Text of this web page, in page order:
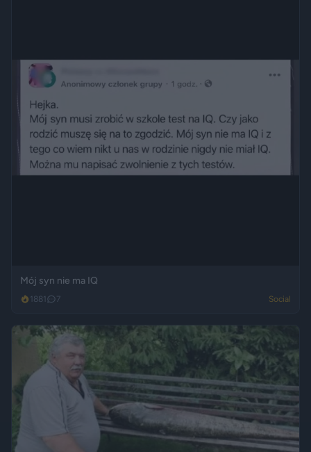
Mój syn nie ma IQ
1881 7 Social